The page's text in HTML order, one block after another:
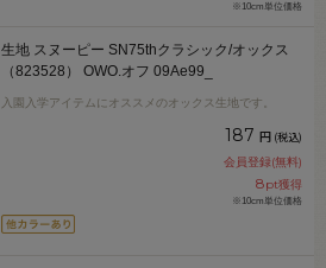
※10cm単位価格
生地 スヌーピー SN75thクラシック/オックス
（823528） OWO.オフ 09Ae99_
入園入学アイテムにオススメのオックス生地です。
187 円 (税込)
会員登録(無料)
8pt獲得
※10cm単位価格